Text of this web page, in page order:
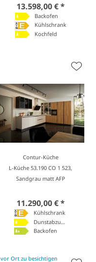
13.598,00 € *
Backofen
Kühlschrank
Kochfeld
Contur-Küche
L-Küche 53.190 CO 1 523,
Sandgrau matt AFP
11.290,00 € *
Kühlschrank
Dunstabzugshaube
Backofen
vor Ort zu besichtigen